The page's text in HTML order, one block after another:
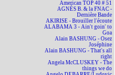
American TOP 40 # 51
AGNÈS B. & la FNAC -
Dernière Bande
AKIRISE - Brouiller l'écoute
ALABAMA 3 - Ain't goin' to
Goa
Alain BASHUNG - Osez
Joséphine
Alain BASHUNG - That's all
right
Angela McCLUSKEY - The
things we do